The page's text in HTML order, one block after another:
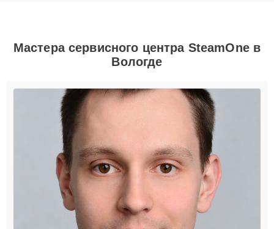
Мастера сервисного центра SteamOne в
Вологде